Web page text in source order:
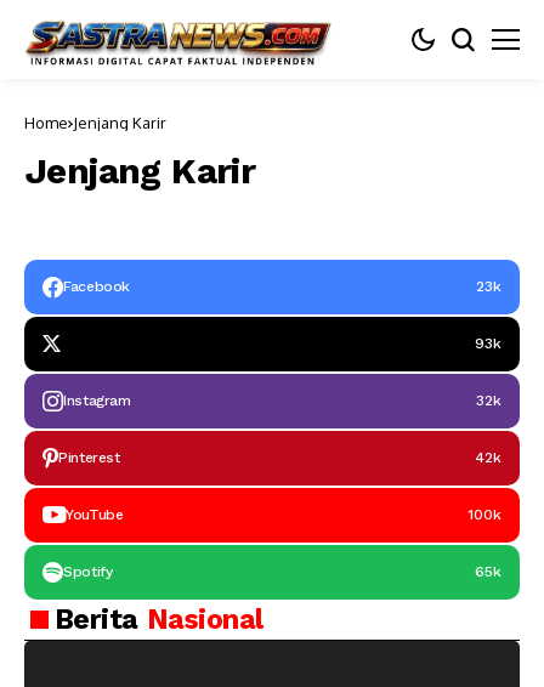
Home Jenjang Karir
Jenjang Karir
Facebook 23k
93k
Instagram 32k
Pinterest 42k
YouTube 100k
Spotify 65k
Berita Nasional